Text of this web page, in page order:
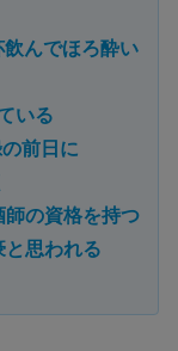
飲んでほろ酔い
いる
前日に
師の資格を持つ
と思われる